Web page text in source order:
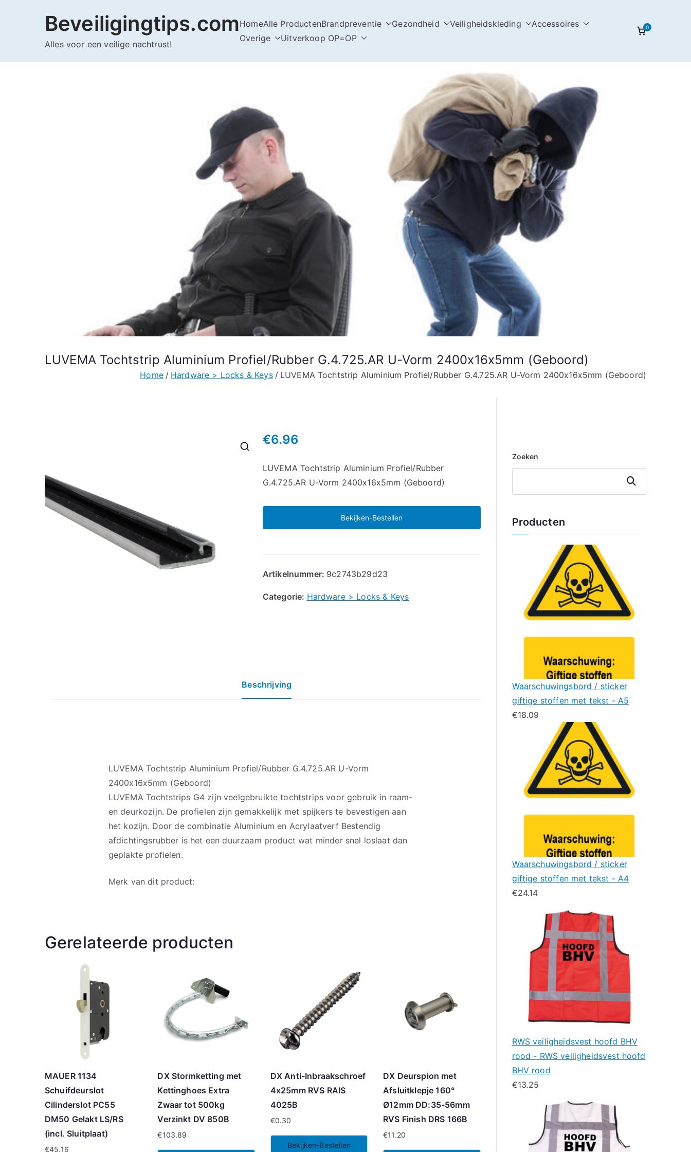
Beveiligingtips.com
Alles voor een veilige nachtrust!
HomeAlle ProductenBrandpreventie Gezondheid Veiligheidskleding
Accessoires
Overige
Uitverkoop OP=OP
0
LUVEMA Tochtstrip Aluminium Profiel/Rubber G.4.725.AR U-Vorm 2400x16x5mm (Geboord)
Home Hardware > Locks & Keys LUVEMA Tochtstrip Aluminium Profiel/Rubber G.4.725.AR U-Vorm 2400x16x5mm (Geboord)
€6.96
LUVEMA Tochtstrip Aluminium Profiel/Rubber
G.4.725.AR U-Vorm 2400x16x5mm (Geboord)
Bekijken-Bestellen
Artikelnummer: 9c2743b29d23
Categorie: Hardware > Locks & Keys
Beschrijving
LUVEMA Tochtstrip Aluminium Profiel/Rubber G.4.725.AR U-Vorm
2400x16x5mm (Geboord)
LUVEMA Tochtstrips G4 zijn veelgebruikte tochtstrips voor gebruik in raam-
en deurkozijn. De profielen zijn gemakkelijk met spijkers te bevestigen aan
het kozijn. Door de combinatie Aluminium en Acrylaatverf Bestendig
afdichtingsrubber is het een duurzaam product wat minder snel loslaat dan
geplakte profielen.
Merk van dit product:
Gerelateerde producten
MAUER 1134
Schuifdeurslot
Cilinderslot PC55
DM50 Gelakt LS/RS
(incl. Sluitplaat)
€45.16
DX Stormketting met
Kettinghoes Extra
Zwaar tot 500kg
Verzinkt DV 850B
€103.89
DX Anti-Inbraakschroef
4x25mm RVS RAIS
4025B
€0.30
Bekijken-Bestellen
DX Deurspion met
Afsluitklepje 160°
Ø12mm DD:35-56mm
RVS Finish DRS 166B
€11.20
Zoeken
Zoeken
Producten
Waarschuwingsbord / sticker
giftige stoffen met tekst - A5
€18.09
Waarschuwingsbord / sticker
giftige stoffen met tekst - A4
€24.14
RWS veiligheidsvest hoofd BHV
rood - RWS veiligheidsvest hoofd
BHV rood
€13.25